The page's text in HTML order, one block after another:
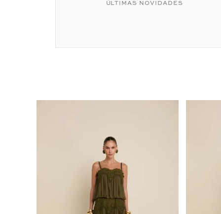
ÚLTIMAS NOVIDADES